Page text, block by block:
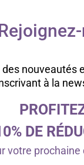
nouveautés
à la
DE
votre